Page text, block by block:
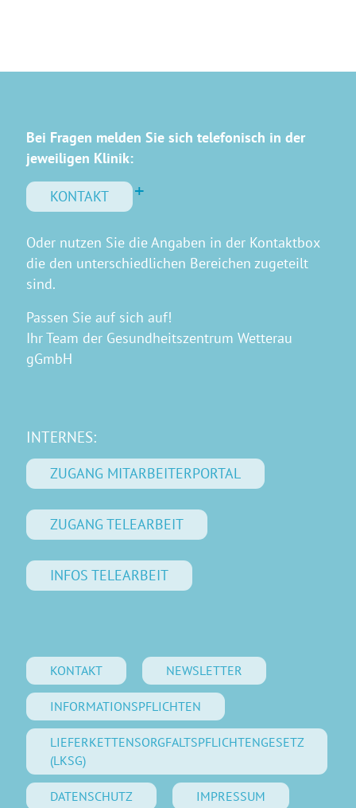
Bei Fragen melden Sie sich telefonisch in der
jeweiligen Klinik:
KONTAKT
Oder nutzen Sie die Angaben in der Kontaktbox
die den unterschiedlichen Bereichen zugeteilt
sind.
Passen Sie auf sich auf!
Ihr Team der Gesundheitszentrum Wetterau
gGmbH
INTERNES:
ZUGANG MITARBEITERPORTAL
ZUGANG TELEARBEIT
INFOS TELEARBEIT
KONTAKT NEWSLETTER
INFORMATIONSPFLICHTEN
LIEFERKETTENSORGFALTSPFLICHTENGESETZ
(LKSG)
DATENSCHUTZ IMPRESSUM